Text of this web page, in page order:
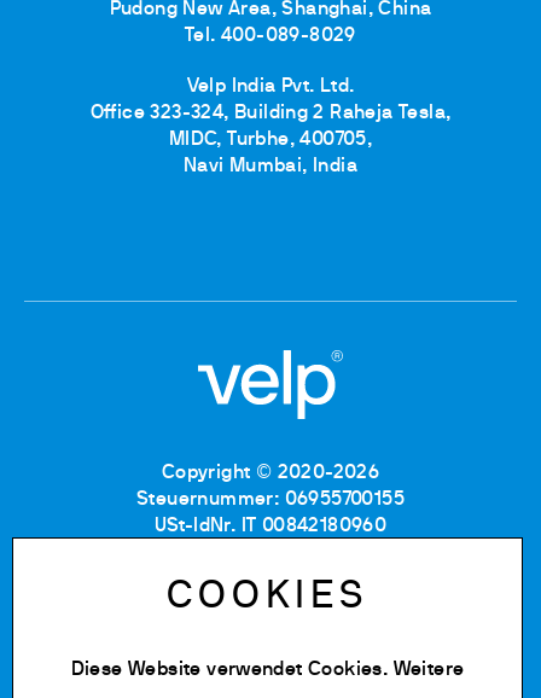
Pudong New Area, Shanghai, China
Tel. 400-089-8029
Velp India Pvt. Ltd.
Office 323-324, Building 2 Raheja Tesla,
MIDC, Turbhe, 400705,
Navi Mumbai, India
Copyright © 2020-2026
Steuernummer: 06955700155
USt-IdNr. IT 00842180960
Nummer im Verzeichnis
der Wirtschafts-und Verwaltungsdaten: MB-1129804
einbezahlt)
COOKIES
Diese Website verwendet Cookies. Weitere